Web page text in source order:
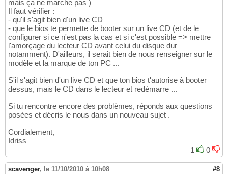
mais ça ne marche pas )
Il faut vérifier :
- qu'il s'agit bien d'un live CD
- que le bios te permette de booter sur un live CD (et de le
configurer si ce n'est pas la cas et si c'est possible => mettre
l'amorçage du lecteur CD avant celui du disque dur
notamment). D'ailleurs, il serait bien de nous renseigner sur le
modèle et la marque de ton PC ...
S'il s'agit bien d'un live CD et que ton bios t'autorise à booter
dessus, mais le CD dans le lecteur et redémarre ...
Si tu rencontre encore des problèmes, réponds aux questions
posées et décris le nous dans un nouveau sujet .
Cordialement,
Idriss
1
0
scavenger, le 11/10/2010 à 10h08 #8